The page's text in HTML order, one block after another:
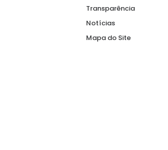
Transparência
Notícias
Mapa do Site